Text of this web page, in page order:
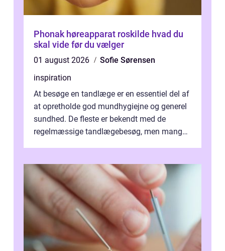
Phonak høreapparat roskilde hvad du
skal vide før du vælger
01 august 2026
Sofie Sørensen
inspiration
At besøge en tandlæge er en essentiel del af
at opretholde god mundhygiejne og generel
sundhed. De fleste er bekendt med de
regelmæssige tandlægebesøg, men mange